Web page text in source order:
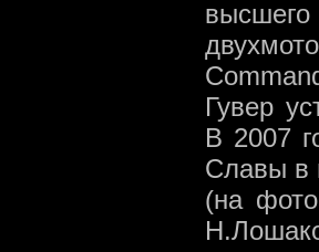
Гувер
В 2007
Славы в
(на